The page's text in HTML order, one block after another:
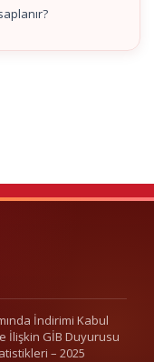
İndirimi Kabul
İlişkin GİB Duyurusu
– 2025